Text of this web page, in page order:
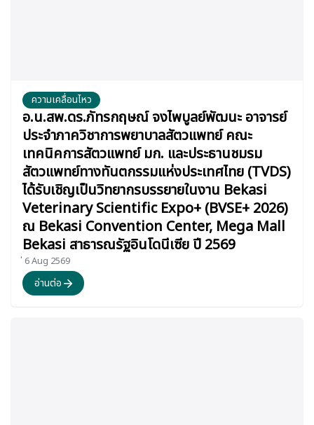
ความเคลื่อนไหว
อ.น.สพ.ดร.ภัทรกฤษณ์ จงไพบูลย์พัฒนะ อาจารย์
ประจำภาควิชาการพยาบาลสัตวแพทย์ คณะ
เทคนิคการสัตวแพทย์ มก. และประธานชมรม
สัตวแพทย์ทางทันตกรรมแห่งประเทศไทย (TVDS)
ได้รับเชิญเป็นวิทยากรบรรยายในงาน Bekasi
Veterinary Scientific Expo+ (BVSE+ 2026)
ณ Bekasi Convention Center, Mega Mall
Bekasi สาธารณรัฐอินโดนีเซีย ปี 2569
่ 6 Aug 2569
อ่านต่อ